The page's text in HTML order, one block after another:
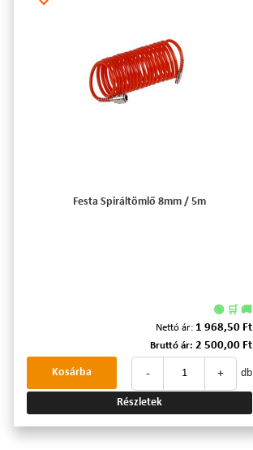
Festa Spiráltömlő 8mm / 5m
🟢 🛒 🚚
Nettó ár: 1 968,50 Ft
Bruttó ár: 2 500,00 Ft
- + db
Kosárba
Részletek